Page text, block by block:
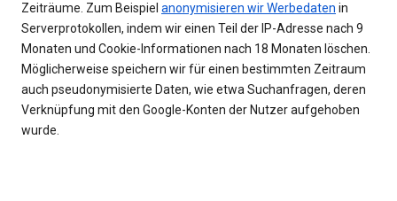
Zeiträume. Zum Beispiel anonymisieren wir Werbedaten in
Serverprotokollen, indem wir einen Teil der IP-Adresse nach 9
Monaten und Cookie-Informationen nach 18 Monaten löschen.
Möglicherweise speichern wir für einen bestimmten Zeitraum
auch pseudonymisierte Daten, wie etwa Suchanfragen, deren
Verknüpfung mit den Google-Konten der Nutzer aufgehoben
wurde.